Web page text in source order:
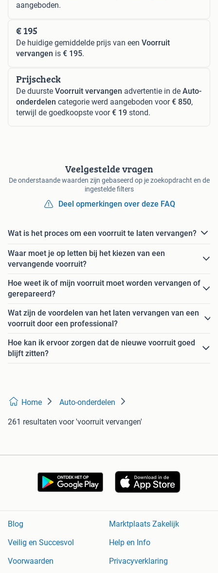
aangeboden.
€ 195
De huidige gemiddelde prijs van een Voorruit
vervangen is € 195.
Prijscheck
De duurste Voorruit vervangen advertentie in de Auto-
onderdelen categorie werd aangeboden voor€ 850,
terwijl de goedkoopste voor€ 19 stond.
Veelgestelde vragen
De onderstaande waarden zijn gebaseerd op je zoekopdracht en de
ingestelde filters
Deel opmerkingen over deze FAQ
Wat is het proces om een voorruit te laten vervangen?
Waar moet je op letten bij het kiezen van een
vervangende voorruit?
Hoe weet ik of mijn voorruit moet worden vervangen of
gerepareerd?
Wat zijn de voordelen van het laten vervangen van een
voorruit door een professional?
Hoe kan ik ervoor zorgen dat de nieuwe voorruit goed
blijft zitten?
Home Auto-onderdelen
261 resultaten voor 'voorruit vervangen'
Blog
Marktplaats Zakelijk
Veilig en Succesvol
Help en Info
Voorwaarden
Privacyverklaring